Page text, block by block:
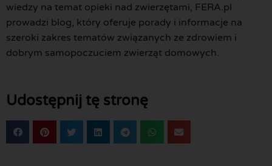
wiedzy na temat opieki nad zwierzętami, FERA.pl
prowadzi blog, który oferuje porady i informacje na
szeroki zakres tematów związanych ze zdrowiem i
dobrym samopoczuciem zwierząt domowych.
Udostępnij tę stronę